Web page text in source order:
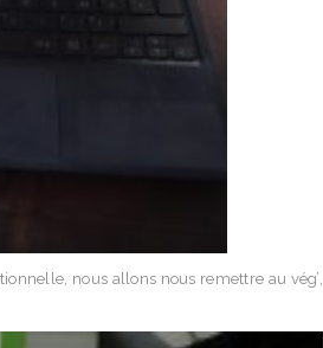
nous allons nous remettre au vég’,